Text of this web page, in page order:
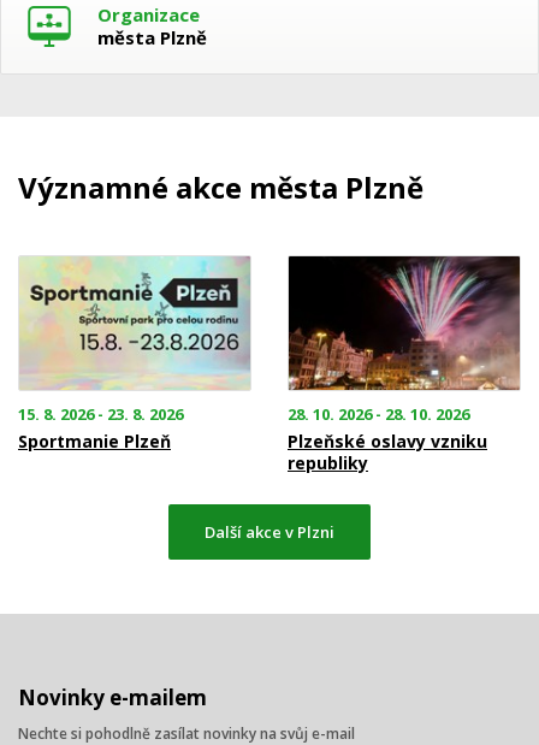
Organizace
města Plzně
Významné akce města Plzně
15. 8. 2026 - 23. 8. 2026
Sportmanie Plzeň
28. 10. 2026 - 28. 10. 2026
Plzeňské oslavy vzniku
republiky
Další akce v Plzni
Novinky e-mailem
Nechte si pohodlně zasílat novinky na svůj e-mail